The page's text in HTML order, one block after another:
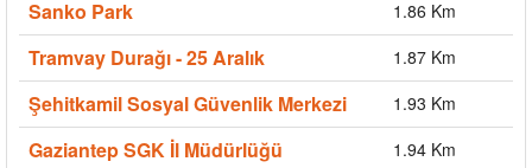
Sanko Park 1.86 Km
Tramvay Durağı - 25 Aralık 1.87 Km
Şehitkamil Sosyal Güvenlik Merkezi 1.93 Km
Gaziantep SGK İl Müdürlüğü 1.94 Km